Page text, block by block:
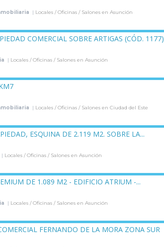
| Locales / Oficinas / Salones en Asunción
COMERCIAL SOBRE ARTIGAS (CÓD. 1177)
| Locales / Oficinas / Salones en Asunción
| Locales / Oficinas / Salones en Ciudad del Este
ESQUINA DE 2.119 M2. SOBRE LA...
| Locales / Oficinas / Salones en Asunción
DE 1.089 M2 - EDIFICIO ATRIUM -...
| Locales / Oficinas / Salones en Asunción
FERNANDO DE LA MORA ZONA SUR